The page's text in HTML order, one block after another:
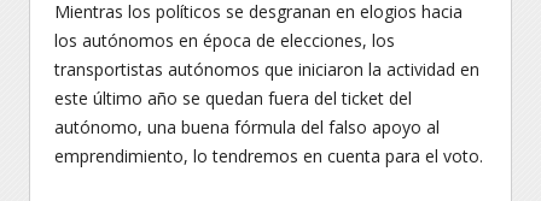
Mientras los políticos se desgranan en elogios hacia
los autónomos en época de elecciones, los
transportistas autónomos que iniciaron la actividad en
este último año se quedan fuera del ticket del
autónomo, una buena fórmula del falso apoyo al
emprendimiento, lo tendremos en cuenta para el voto.